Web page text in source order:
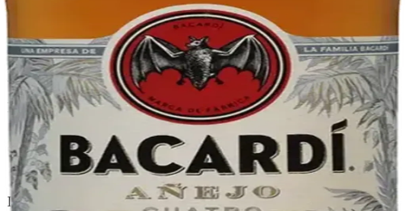
en stock
Agregar al carrito— $25.19
El Gato Tuerto
Licorera · envíos locales
Política de privacidad
Términos y condiciones
Política de devoluciones
Delivery · Miami